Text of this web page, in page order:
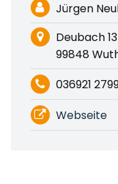
Jürgen
Deubach 13
99848
036921
Webseite